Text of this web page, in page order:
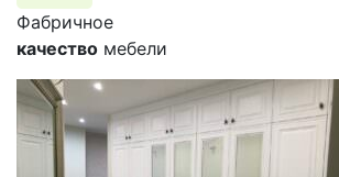
Фабричное
качество мебели